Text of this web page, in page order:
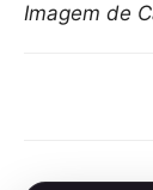
Imagem de